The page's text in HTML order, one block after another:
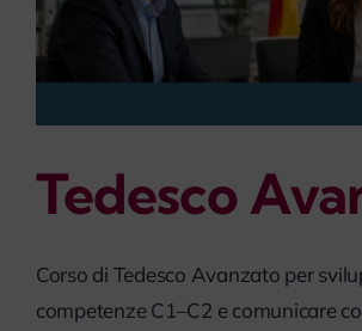
Tedesco
Corso di Tedesco Avanzato per
competenze C1–C2 e comunicare